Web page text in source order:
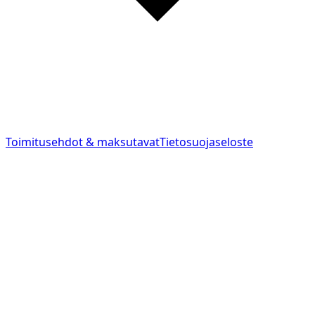
Toimitusehdot & maksutavatTietosuojaseloste